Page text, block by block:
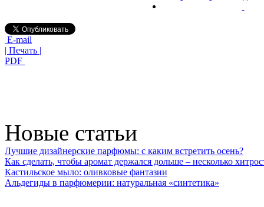
E-mail
| Печать |
PDF
Новые статьи
Лучшие дизайнерские парфюмы: с каким встретить осень?
Как сделать, чтобы аромат держался дольше – несколько
Кастильское мыло: оливковые фантазии
Альдегиды в парфюмерии: натуральная «синтетика»